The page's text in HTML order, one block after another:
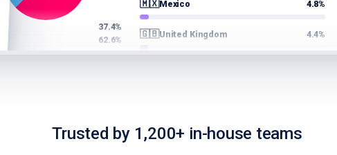
37.4%
62.6%
🇲🇽Mexico 4.8%
🇬🇧United Kingdom 4.4%
Trusted by 1,200+ in-house teams